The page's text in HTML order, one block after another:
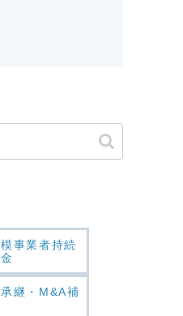
事業者持続
継・M&A補